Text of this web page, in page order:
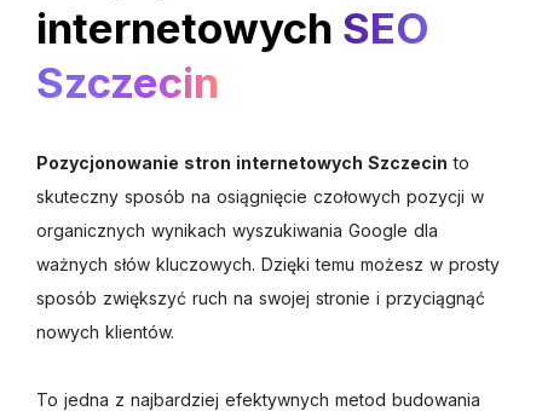
internetowych SEO
Szczecin
Pozycjonowanie stron internetowych Szczecin to
skuteczny sposób na osiągnięcie czołowych pozycji w
organicznych wynikach wyszukiwania Google dla
ważnych słów kluczowych. Dzięki temu możesz w prosty
sposób zwiększyć ruch na swojej stronie i przyciągnąć
nowych klientów.
To jedna z najbardziej efektywnych metod budowania